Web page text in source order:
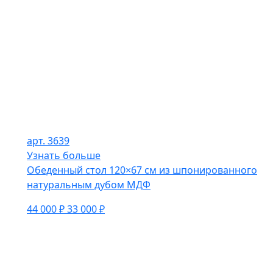
арт. 3639
Узнать больше
Обеденный стол 120×67 см из шпонированного
натуральным дубом МДФ
44 000 ₽33 000 ₽